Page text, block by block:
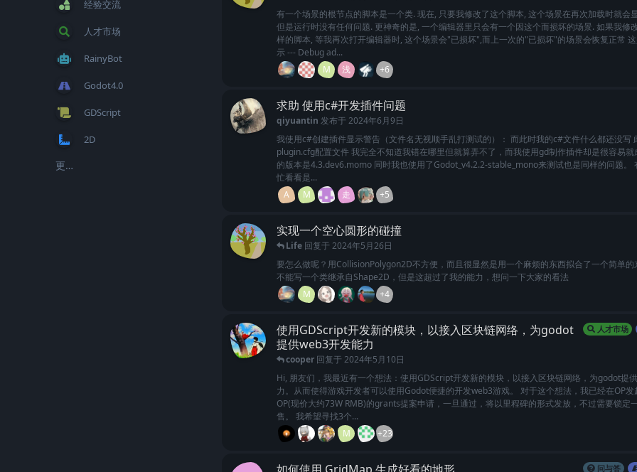
经验交流
人才市场
RainyBot
Godot4.0
GDScript
2D
更多标签...
有一个场景的根节点的脚本是一个类. 现在, 只要我修改了这个脚本, 这个场景在再次加载时就会
但是运行时没有任何问题. 更神奇的是, 一个编辑器里只会有一个因这个而损坏的场景. 如果我修
样的脚本, 等我再次打开编辑器时, 这个场景会"已损坏",而上一次的"已损坏"的场景会恢复正常
示 --- Debug ad...
M
浅 +6
求助 使用c#开发插件问题
qiyuantin 发布于 2024年6月9日
我使用c#创建插件显示警告（文件名无视顺手乱打测试的）： 而此时我的c#文件什么都还没写
plugin.cfg配置文件 我完全不知道我错在哪里但就算弄不了，而我使用gd制作插件却是很容易就
的版本是4.3.dev6.momo 同时我也使用了Godot_v4.2.2-stable_mono来测试也是同样的问题。
忙看看是...
A
M 走 +5
实现一个空心圆形的碰撞
Life 回复于 2024年5月26日
要怎么做呢？用CollisionPolygon2D不方便，而且很显然是用一个麻烦的东西拟合了一个简单的
不能写一个类继承自Shape2D，但是这超过了我的能力，想问一下大家的看法
M
+4
使用GDScript开发新的模块，以接入区块链网络，为godot
提供web3开发能力
人才市场
cooper 回复于 2024年5月10日
Hi, 朋友们，我最近有一个想法：使用GDScript开发新的模块，以接入区块链网络，为godot提
力。从而使得游戏开发者可以使用Godot便捷的开发web3游戏。 对于这个想法，我已经在OP发
OP(现价大约73W RMB)的grants提案申请，一旦通过，将以里程碑的形式发放，不过需要锁定
售。 我希望寻找3个...
M
+23
问与答